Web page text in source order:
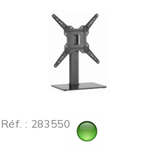
Réf. : 283550